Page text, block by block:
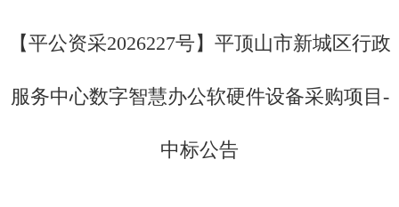
【平公资采2026227号】平顶山市新城区行政
服务中心数字智慧办公软硬件设备采购项目-
中标公告